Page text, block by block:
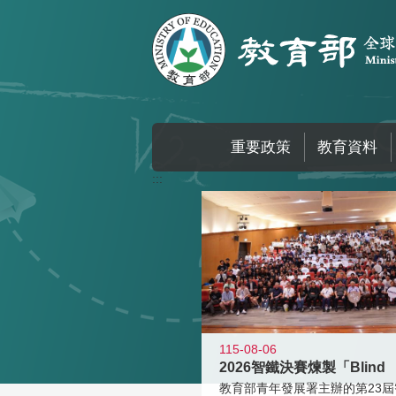
重要政策 教育資料
:::
115-08-06
2026智鐵決賽煉製「Blind
教育部青年發展署主辦的第23